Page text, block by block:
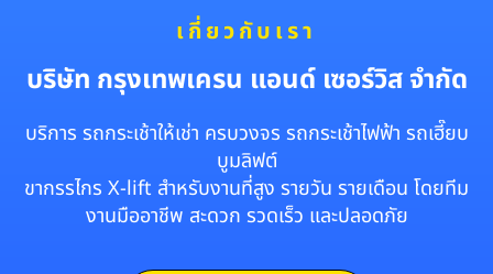
เกี่ยวกับเรา
บริษัท กรุงเทพเครน แอนด์ เซอร์วิส จำกัด
บริการ รถกระเช้าให้เช่า ครบวงจร รถกระเช้าไฟฟ้า รถเฮี๊ยบ
บูมลิฟต์
ขากรรไกร X-lift สำหรับงานที่สูง รายวัน รายเดือน โดยทีม
งานมืออาชีพ สะดวก รวดเร็ว และปลอดภัย